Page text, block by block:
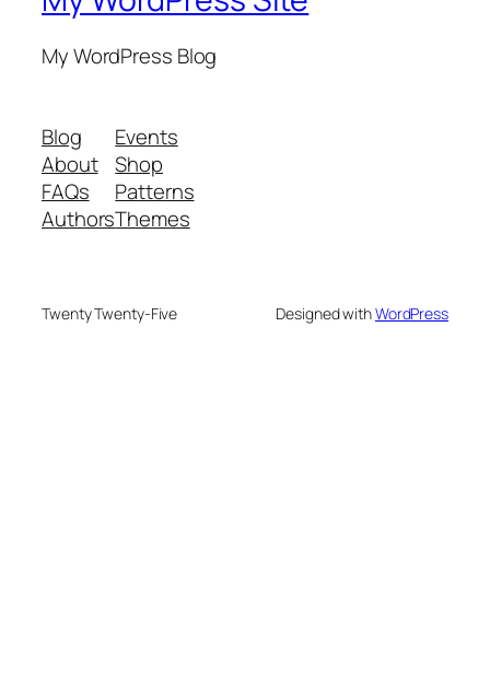
My WordPress Blog
Blog
About
FAQs
Authors
Events
Shop
Patterns
Themes
Twenty Twenty-Five Designed withWordPress